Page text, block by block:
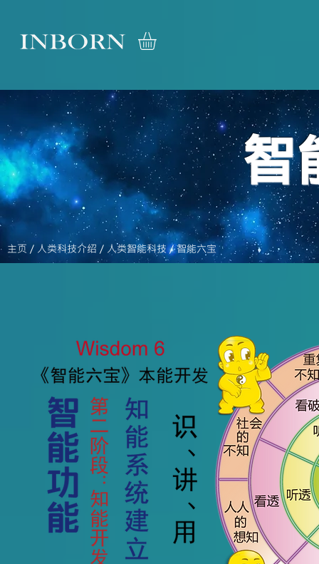
智
主页 / 人类科技介绍 / 人类智能科技/ 智能六宝